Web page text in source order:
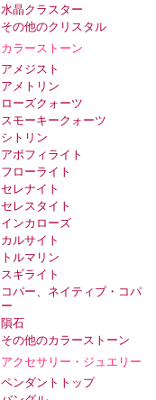
水晶クラスター
その他のクリスタル
カラーストーン
アメジスト
アメトリン
ローズクォーツ
スモーキークォーツ
シトリン
アポフィライト
フローライト
セレナイト
セレスタイト
インカローズ
カルサイト
トルマリン
スギライト
コパー、ネイティブ・コパ
ー
隕石
その他のカラーストーン
アクセサリー・ジュエリー
ペンダントトップ